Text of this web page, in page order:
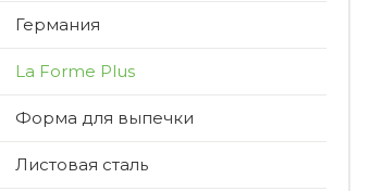
Германия
La Forme Plus
Форма для выпечки
Листовая сталь